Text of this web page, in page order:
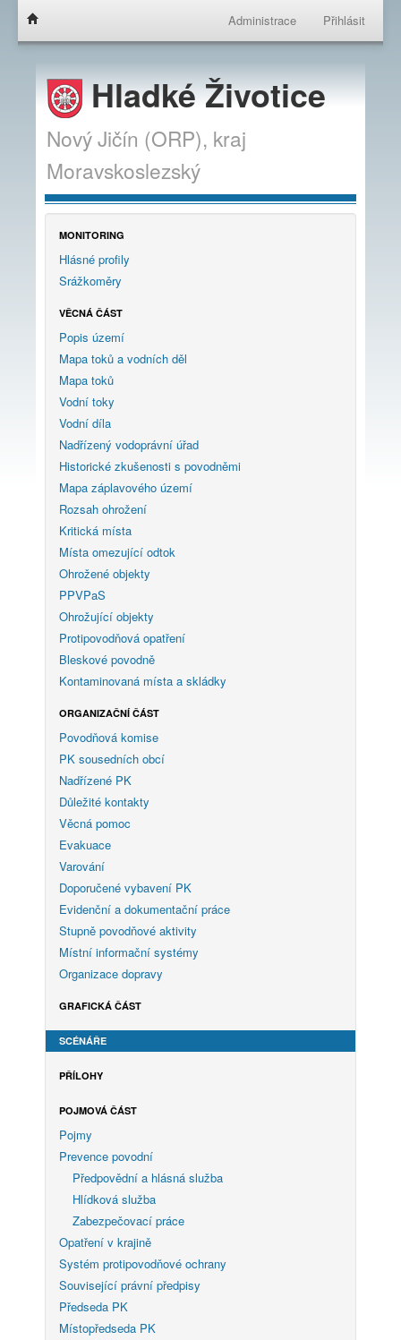
Administrace Přihlásit
Hladké Životice
Nový Jičín (ORP), kraj
Moravskoslezský
MONITORING
Hlásné profily
Srážkoměry
VĚCNÁ ČÁST
Popis území
Mapa toků a vodních děl
Mapa toků
Vodní toky
Vodní díla
Nadřízený vodoprávní úřad
Historické zkušenosti s povodněmi
Mapa záplavového území
Rozsah ohrožení
Kritická místa
Místa omezující odtok
Ohrožené objekty
PPVPaS
Ohrožující objekty
Protipovodňová opatření
Bleskové povodně
Kontaminovaná místa a skládky
ORGANIZAČNÍ ČÁST
Povodňová komise
PK sousedních obcí
Nadřízené PK
Důležité kontakty
Věcná pomoc
Evakuace
Varování
Doporučené vybavení PK
Evidenční a dokumentační práce
Stupně povodňové aktivity
Místní informační systémy
Organizace dopravy
GRAFICKÁ ČÁST
SCÉNÁŘE
PŘÍLOHY
POJMOVÁ ČÁST
Pojmy
Prevence povodní
Předpovědní a hlásná služba
Hlídková služba
Zabezpečovací práce
Opatření v krajině
Systém protipovodňové ochrany
Související právní předpisy
Předseda PK
Místopředseda PK